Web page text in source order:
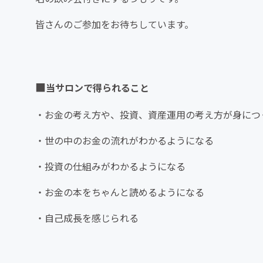
皆さんのご参加をお待ちしています。
■当サロンで得られること
・お金の考え方や、投資、資産運用の考え方が身に
・世の中のお金の流れがわかるようになる
・投資の仕組みがわかるようになる
・お金の本をちゃんと読めるようになる
・自己成長を感じられる